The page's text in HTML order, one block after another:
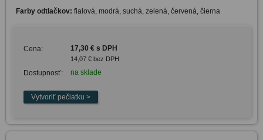
Farby odtlačkov: fialová, modrá, suchá, zelená, červená, čierna
Cena: 17,30 € s DPH
14,07 € bez DPH
Dostupnosť: na sklade